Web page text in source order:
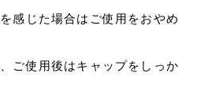
感じた場合はご使用をおやめ
ご使用後はキャップをしっか